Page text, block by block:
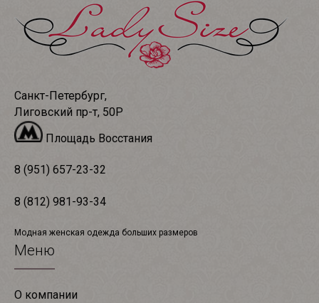
Санкт-Петербург,
Лиговский пр-т, 50Р
Площадь Восстания
8 (951) 657-23-32
8 (812) 981-93-34
Модная женская одежда больших размеров
Меню
О компании